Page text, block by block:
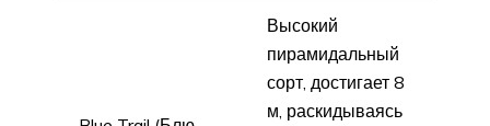
Высокий
пирамидальный
сорт, достигает 8
м, раскидываясь